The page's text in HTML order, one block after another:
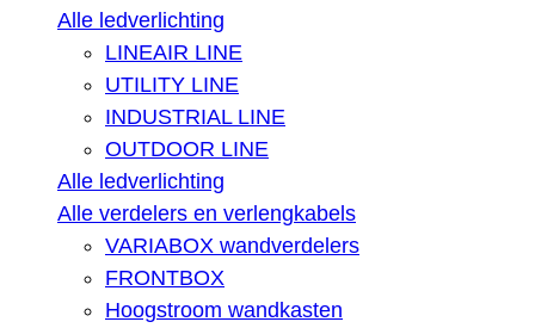
Alle ledverlichting
LINEAIR LINE
UTILITY LINE
INDUSTRIAL LINE
OUTDOOR LINE
Alle ledverlichting
Alle verdelers en verlengkabels
VARIABOX wandverdelers
FRONTBOX
Hoogstroom wandkasten